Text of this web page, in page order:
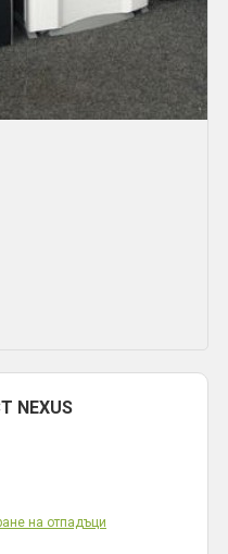
на отпадъци